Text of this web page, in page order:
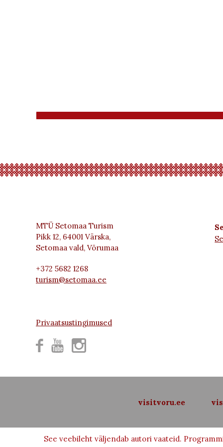
MTÜ Setomaa Turism
Pikk 12, 64001 Värska,
Setomaa vald, Võrumaa
+372 5682 1268
turism@setomaa.ee
Privaatsustingimused
  
visitvoru.ee
See veebileht väljendab autori vaateid.